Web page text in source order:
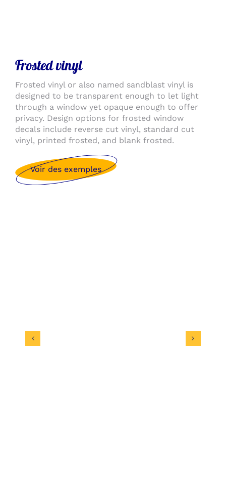
Frosted vinyl
Frosted vinyl or also named sandblast vinyl is
designed to be transparent enough to let light
through a window yet opaque enough to offer
privacy. Design options for frosted window
decals include reverse cut vinyl, standard cut
vinyl, printed frosted, and blank frosted.
Voir des exemples